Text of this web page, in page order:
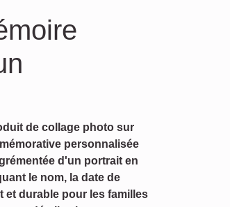
de collage photo sur
personnalisée
d'un portrait en
le nom, la date de
et durable pour les familles